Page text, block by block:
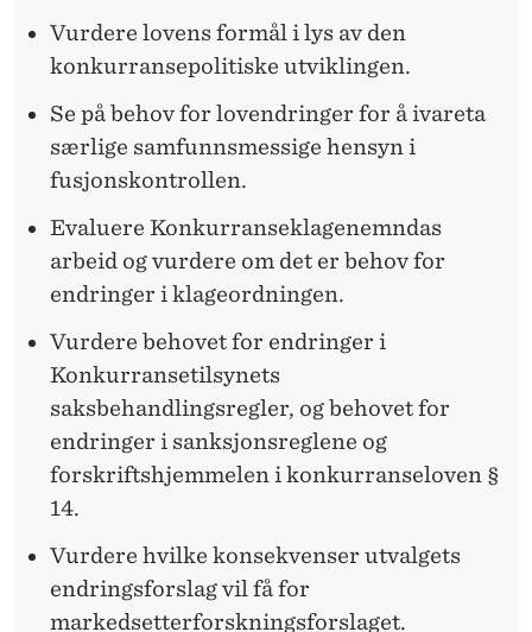
Vurdere lovens formål i lys av den
konkurransepolitiske utviklingen.
Se på behov for lovendringer for å ivareta
særlige samfunnsmessige hensyn i
fusjonskontrollen.
Evaluere Konkurranseklagenemndas
arbeid og vurdere om det er behov for
endringer i klageordningen.
Vurdere behovet for endringer i
Konkurransetilsynets
saksbehandlingsregler, og behovet for
endringer i sanksjonsreglene og
forskriftshjemmelen i konkurranseloven §
14.
Vurdere hvilke konsekvenser utvalgets
endringsforslag vil få for
markedsetterforskningsforslaget.